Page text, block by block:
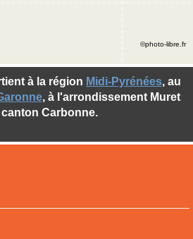
à la région Midi-Pyrénées, au
, à l'arrondissement Muret
canton Carbonne.
©photo-libre.fr